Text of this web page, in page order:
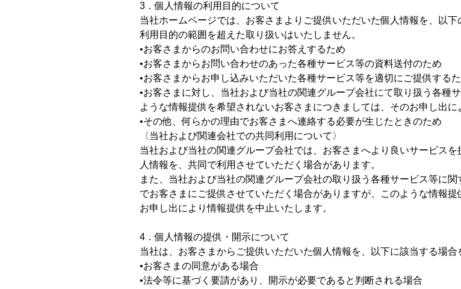
3．個人情報の利用目的について
当社ホームページでは、お客さまよりご提供いただいた個人情報を、以
利用目的の範囲を超えた取り扱いはいたしません。
•お客さまからのお問い合わせにお答えするため
•お客さまからお問い合わせのあった各種サービス等の資料送付のため
•お客さまからお申し込みいただいた各種サービス等を適切にご提供する
•お客さまに対し、当社および当社の関連グループ会社にて取り扱う各種
ような情報提供を希望されないお客さまにつきましては、そのお申し出に
•その他、何らかの理由でお客さまへ連絡する必要が生じたときのため
〈当社および関連会社での共同利用について〉
当社および当社の関連グループ会社では、お客さまへより良いサービス
人情報を、共同で利用させていただく場合があります。
また、当社および当社の関連グループ会社の取り扱う各種サービス等に
でお客さまにご提供させていただく場合がありますが、このような情報
お申し出により情報提供を中止いたします。
4．個人情報の提供・開示について
当社は、お客さまからご提供いただいた個人情報を、以下に該当する場
•お客さまの同意がある場合
•法令等に基づく要請があり、開示が必要であると判断される場合